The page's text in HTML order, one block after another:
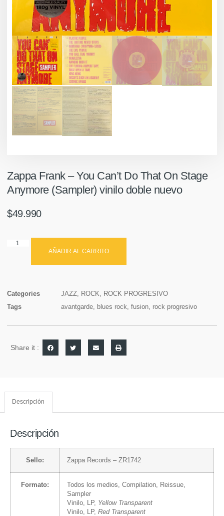
Zappa Frank – You Can’t Do That On Stage
Anymore (Sampler) vinilo doble nuevo
$49.990
AÑADIR AL CARRITO
Categories JAZZ ROCK
ROCK PROGRESIVO
Tags
avantgarde blues rock fusion rock progresivo
Share it :
Descripción
Descripción
Sello: Zappa Records – ZR1742
Formato: Todos los medios, Compilation, Reissue,
Sampler
Vinilo, LP, Yellow Transparent
Vinilo, LP, Red Transparent